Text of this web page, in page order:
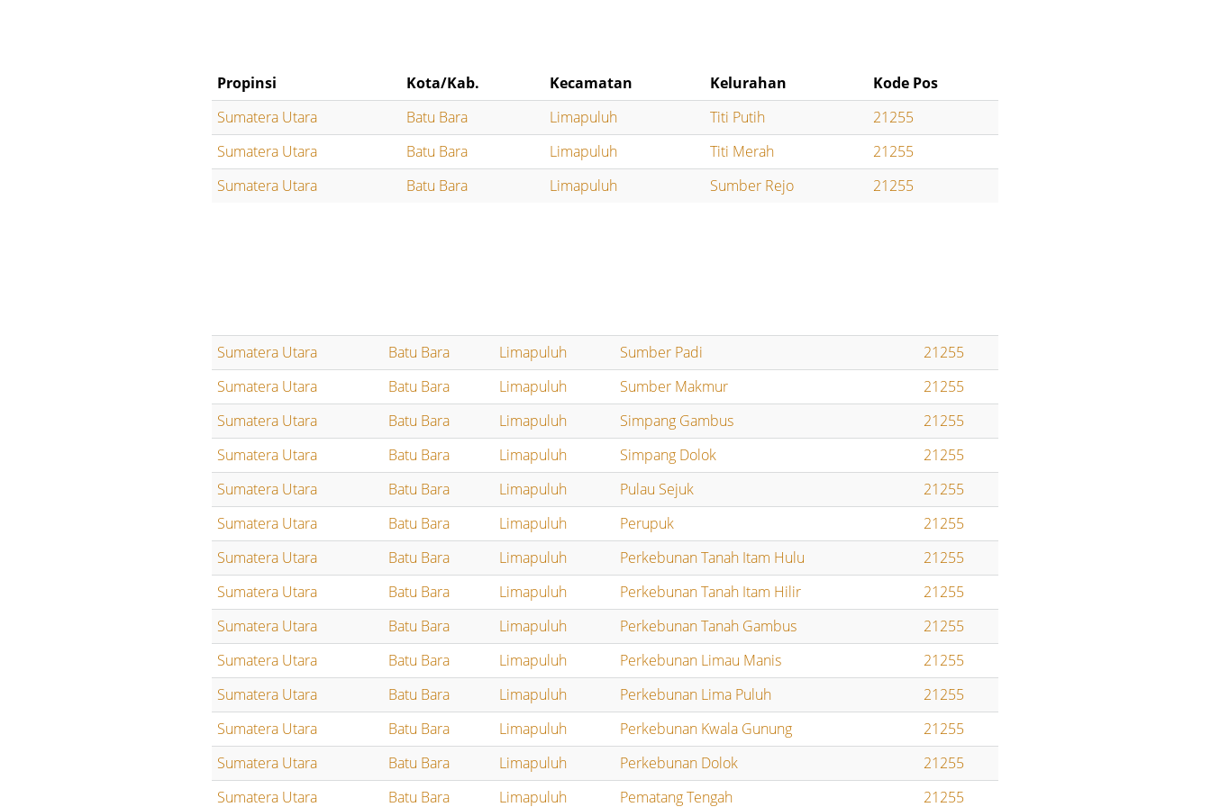
Propinsi Kota/Kab. Kecamatan Kelurahan
Kode Pos
Sumatera Utara
Batu Bara Limapuluh Titi Putih
21255
Sumatera Utara
Batu Bara Limapuluh Titi Merah
21255
Sumatera Utara
Batu Bara Limapuluh Sumber Rejo 21255
Sumatera Utara Batu Bara Limapuluh Sumber Padi
21255
Sumatera Utara
Batu Bara Limapuluh Sumber Makmur
21255
Sumatera Utara
Batu Bara Limapuluh Simpang Gambus
21255
Sumatera Utara
Batu Bara Limapuluh Simpang Dolok
21255
Sumatera Utara
Batu Bara Limapuluh Pulau Sejuk
21255
Sumatera Utara
Batu Bara Limapuluh Perupuk
21255
Sumatera Utara
Batu Bara Limapuluh Perkebunan Tanah Itam Hulu
21255
Sumatera Utara
Batu Bara Limapuluh Perkebunan Tanah Itam Hilir
21255
Sumatera Utara
Batu Bara Limapuluh Perkebunan Tanah Gambus
21255
Sumatera Utara
Batu Bara Limapuluh Perkebunan Limau Manis
21255
Sumatera Utara
Batu Bara Limapuluh Perkebunan Lima Puluh
21255
Sumatera Utara
Batu Bara Limapuluh Perkebunan Kwala Gunung
21255
Sumatera Utara
Batu Bara Limapuluh Perkebunan Dolok
21255
Sumatera Utara
Batu Bara Limapuluh Pematang Tengah 21255